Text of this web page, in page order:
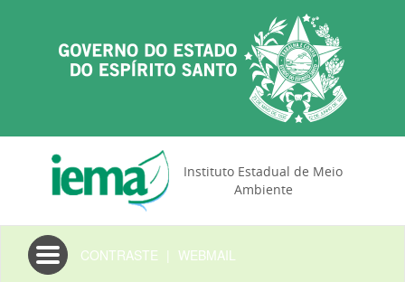
Instituto Estadual de Meio
Ambiente
Toggle
navigation
CONTRASTE | WEBMAIL